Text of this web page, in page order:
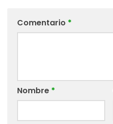
Comentario *
Nombre *